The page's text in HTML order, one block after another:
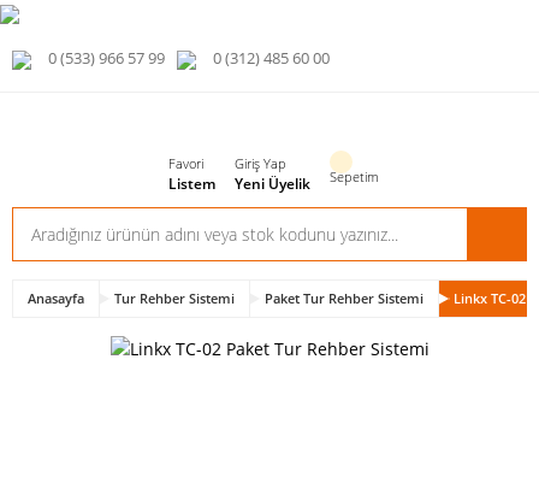
0 (533) 966 57 99 0 (312) 485 60 00
Favori
Listem
Giriş Yap
Yeni Üyelik Sepetim
Anasayfa Tur Rehber Sistemi Paket Tur Rehber Sistemi Linkx TC-02